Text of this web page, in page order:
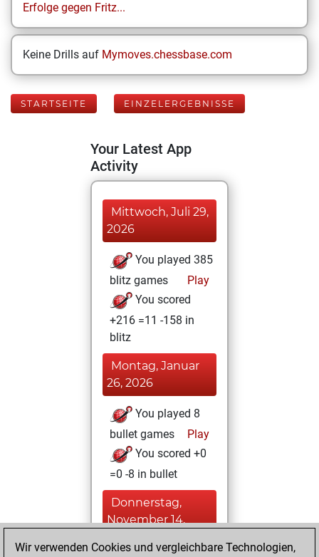
Erfolge gegen Fritz...
Keine Drills auf Mymoves.chessbase.com
STARTSEITE EINZELERGEBNISSE
Your Latest App
Activity
Mittwoch, Juli 29,
2026
You played 385
blitz games
Play
You scored
+216 =11 -158 in
blitz
Montag, Januar
26, 2026
You played 8
bullet games
Play
You scored +0
=0 -8 in bullet
Donnerstag,
November 14,
Wir verwenden Cookies und vergleichbare Technologien,